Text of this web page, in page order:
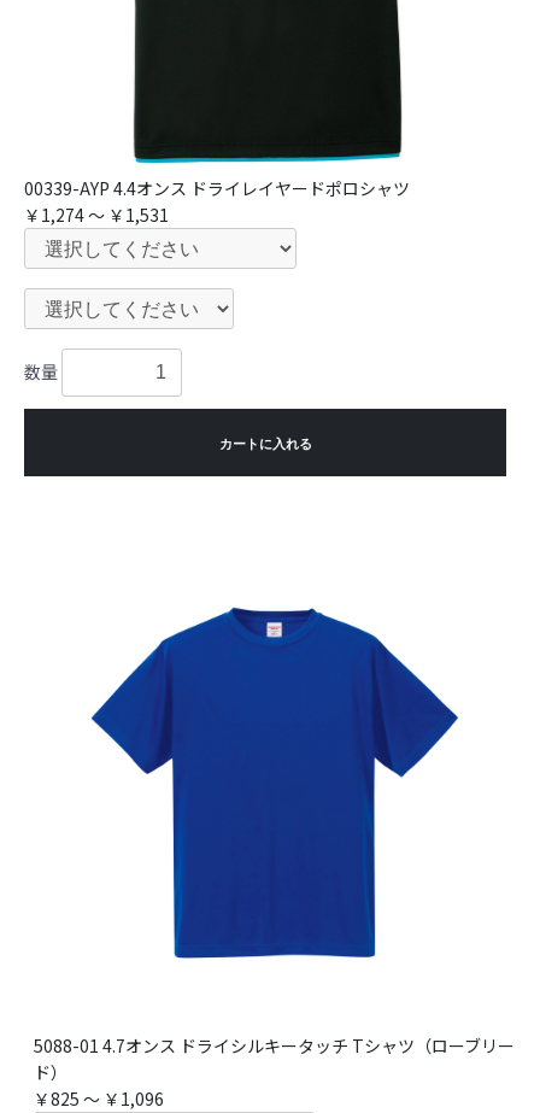
00339-AYP 4.4オンス ドライレイヤードポロシャツ
￥1,274 ～ ￥1,531
数量
カートに入れる
5088-01 4.7オンス ドライシルキータッチ Tシャツ（ローブリー
ド）
￥825 ～ ￥1,096